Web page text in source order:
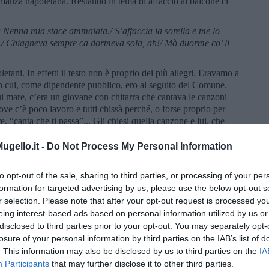
- Do Not Process My Personal Information
opt-out of the sale, sharing to third parties, or processing of your
for targeted advertising by us, please use the below opt-out
selection. Please note that after your opt-out request is processed
interest-based ads based on personal information utilized by us
to third parties prior to your opt-out. You may separately
of your personal information by third parties on the IAB’s list of
This information may also be disclosed by us to third parties on the
Participants that may further disclose it to other third parties.
mia stace ammalata./ S’affaccia la sorella e me lo
Chiagneva sempre ca dormeva sola, ah!/ Mò duorme co’ li
In effetti il testo non è proprio dei più allegri. Eravamo a
come dipendente pubblico, ero al seguito del Comune.
c’era un giovane con chitarra che cantava le canzoni
c’è poco lavoro e tutti chissà perché, o forse proprio per
“canta che ti passa”... Gli chiesi quella canzone e lui, che
rifiutò e, in sostituzione, mi cantò “Fenesta vascia”.
suspire mm ’haje fatto jettare!/ Mm arde stu core, comm’a na
essere un giovane acquaiolo che canta e, alle donne che dal
risponde “so’lacreme d’ammore e non è acqua!”. Come la
Da incontri e gemellaggi si impara sempre qualcosa.
si aspiette a me,/ e mme risponne: "Si 'o vvuó sapé,/ ccá
sarrásincera?/ Luna rossa,/ sen'è ghiuta ll'ata sera/ senza
for 'o barcone stanott'êttre,/e prega 'e Sante pe' mme ved